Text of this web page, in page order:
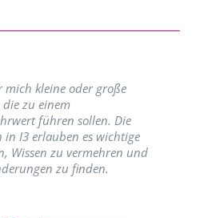
kleine oder große
zu einem
führen sollen. Die
in I3 erlauben es wichtige
Wissen zu vermehren und
zu finden.